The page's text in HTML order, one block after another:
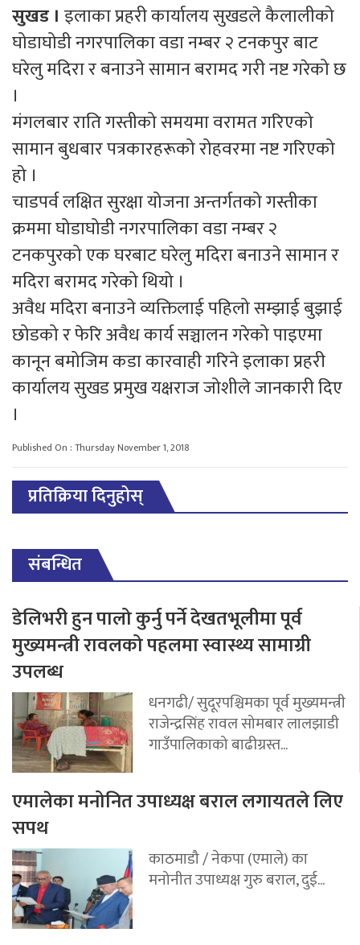
सुखड । इलाका प्रहरी कार्यालय सुखडले कैलालीको
घोडाघोडी नगरपालिका वडा नम्बर २ टनकपुर बाट
घरेलु मदिरा र बनाउने सामान बरामद गरी नष्ट गरेको छ
।
मंगलबार राति गस्तीको समयमा वरामत गरिएको
सामान बुधबार पत्रकारहरूको रोहवरमा नष्ट गरिएको
हो ।
चाडपर्व लक्षित सुरक्षा योजना अन्तर्गतको गस्तीका
क्रममा घोडाघोडी नगरपालिका वडा नम्बर २
टनकपुरको एक घरबाट घरेलु मदिरा बनाउने सामान र
मदिरा बरामद गरेको थियो ।
अवैध मदिरा बनाउने व्यक्तिलाई पहिलो सम्झाई बुझाई
छोडको र फेरि अवैध कार्य सञ्चालन गरेको पाइएमा
कानून बमोजिम कडा कारवाही गरिने इलाका प्रहरी
कार्यालय सुखड प्रमुख यक्षराज जोशीले जानकारी दिए
।
Published On : Thursday November 1, 2018
प्रतिक्रिया दिनुहोस्
संबन्धित
डेलिभरी हुन पालो कुर्नु पर्ने देखतभूलीमा पूर्व
मुख्यमन्त्री रावलको पहलमा स्वास्थ्य सामाग्री
उपलब्ध
धनगढी/ सुदूरपश्चिमका पूर्व मुख्यमन्त्री
राजेन्द्रसिंह रावल सोमबार लालझाडी
गाउँपालिकाको बाढीग्रस्त...
एमालेका मनोनित उपाध्यक्ष बराल लगायतले लिए
सपथ
काठमाडौ / नेकपा (एमाले) का
मनोनीत उपाध्यक्ष गुरु बराल, दुई...